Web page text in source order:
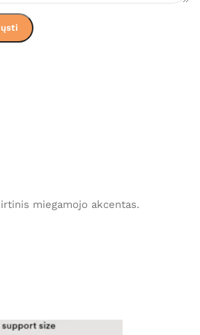
miegamojo akcentas.